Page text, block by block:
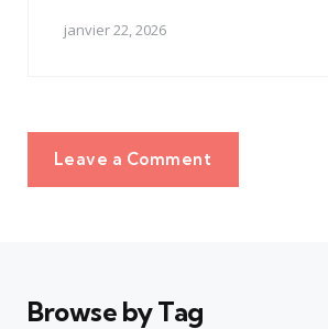
janvier 22, 2026
Leave a Comment
Browse by Tag